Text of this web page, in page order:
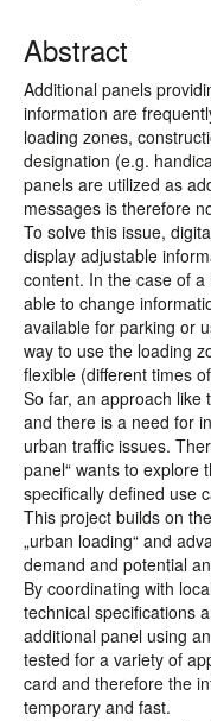
Abstract
Additional panels
information are
loading zones,
designation (e.g.
panels are utilized as
messages is therefore
To solve this issue,
display adjustable
content. In the case of
able to change
available for parking or
way to use the loading
flexible (different times
So far, an approach like
and there is a need for
urban traffic issues.
panel“ wants to explore
specifically defined use
This project builds on
„urban loading“ and
demand and potential
By coordinating with
technical specifications
additional panel using
tested for a variety of
card and therefore the
temporary and fast.